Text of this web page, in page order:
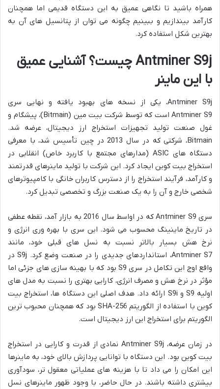
همراه باشید تا نگاهی عمیق به این دستگاه قدیمی اما همچنان
کارآمد بیندازیم و ببینیم چگونه می توان از پتانسیل های آن به
بهترین شکل استفاده کرد.
Antminer S9j چیست؟ آشنایی عمیق
با این ماینر
Antminer S9j، یکی از نسخه های بهبود یافته و نهایی سری
Antminer S9 است که توسط شرکت بیت مین (Bitmain)، پیشگام و
غول صنعت تولید تجهیزات استخراج ارز دیجیتال، عرضه شد.
Bitmain، شرکتی که در سال 2013 در چین تأسیس شد، با معرفی
دستگاه های ASIC (مدارهای مجتمع با کاربرد خاص) انقلابی در
استخراج بیت کوین ایجاد کرد. این شرکت با تولید ماینرهای قدرتمند
و کارآمد، فرآیند استخراج را از دسترس کاربران خانگی با کامپیوترهای
شخصی خارج و آن را به یک صنعت بزرگ و تخصصی تبدیل کرد.
سری Antminer S9 که در اواسط سال 2016 به بازار آمد، نقطه عطفی
در تاریخ ماینینگ محسوب می شود. این سری با بهره وری انرژی و
نرخ هش بسیار بالاتر نسبت به نسل های قبلی خود، مانند
Antminer S7، استانداردهای جدیدی را در صنعت وضع کرد. S9j در
واقع اوج این تکامل در سری S9 بود که با بهینه سازی های جزئی اما
مؤثر در نرخ هش و مصرف انرژی، کارایی بهتری را نسبت به مدل های
اولیه S9 و S9i ارائه داد. هدف اصلی این دستگاه ها، استخراج بیت
کوین با استفاده از الگوریتم SHA-256 بود که همچنان محبوب ترین
الگوریتم برای استخراج این ارز دیجیتال است.
در زمان عرضه، Antminer S9j نمادی از قدرت و کارایی در استخراج
بیت کوین بود. این دستگاه با توانایی پردازش بالای خود، به ماینرها
این امکان را می داد تا با هزینه های عملیاتی معقول تر، سودآوری
بیشتری داشته باشند. در حال حاضر، با وجود ظهور ماینرهای نسل